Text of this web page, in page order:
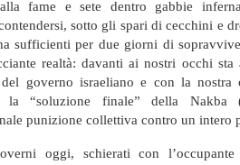
fame e sete dentro gabbie
sotto gli spari di cecchini e
sufficienti per due giorni di
realtà: davanti ai nostri occhi
governo israeliano e con la nostra
la “soluzione finale” della Nakba
punizione collettiva contro un intero
oggi, schierati con l’occupante